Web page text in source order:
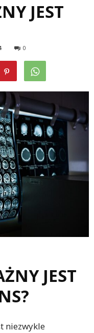
JEST
0
JEST
niezwykle